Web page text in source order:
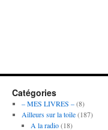
Catégories
– MES LIVRES –(8)
Ailleurs sur la toile(187)
A la radio(18)